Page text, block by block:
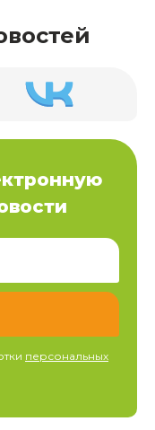
персональных